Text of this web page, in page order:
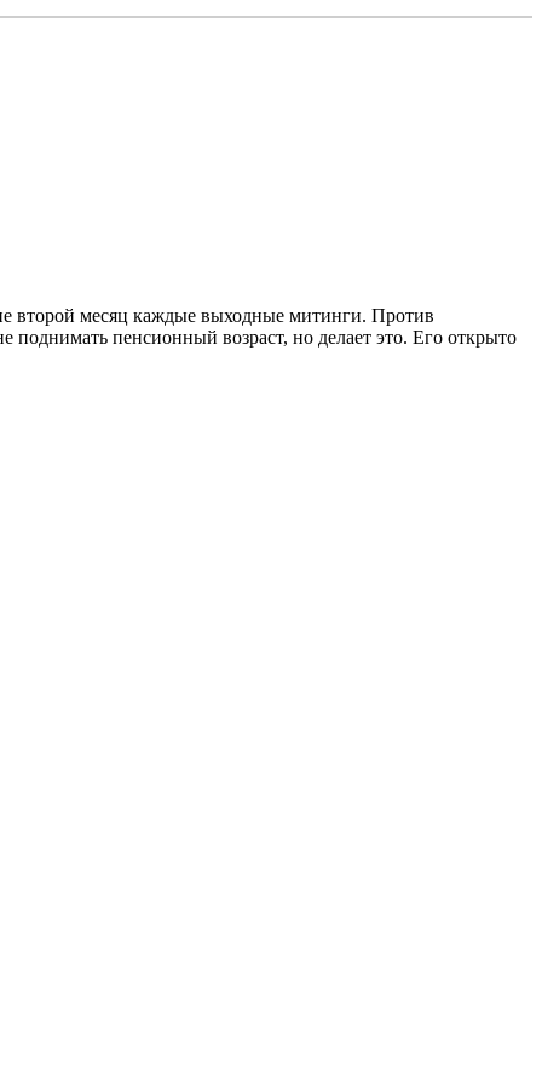
второй месяц каждые выходные митинги. Против
пенсионный возраст, но делает это. Его открыто